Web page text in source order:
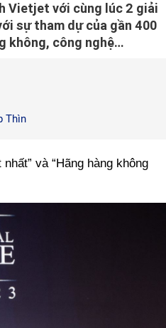
Vietjet với cùng lúc 2 giải
sự tham dự của gần 400
không, công nghệ…
Thìn
và “Hãng hàng không